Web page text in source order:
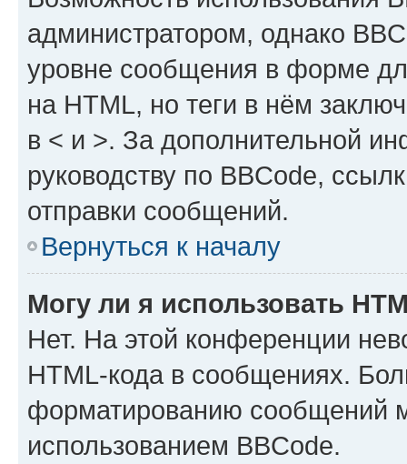
администратором, однако
уровне сообщения в форме
на HTML, но теги в нём
в < и >. За дополнительной
руководству по BBCode,
отправки сообщений.
Вернуться к началу
Могу ли я использовать
Нет. На этой конференции
HTML-кода в сообщениях.
форматированию сообщений
использованием BBCode.